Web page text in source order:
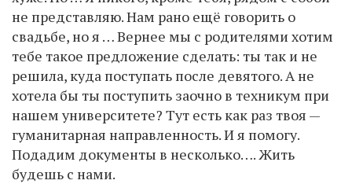
не представляю. Нам рано ещё говорить о
свадьбе, но я … Вернее мы с родителями хотим
тебе такое предложение сделать: ты так и не
решила, куда поступать после девятого. А не
хотела бы ты поступить заочно в техникум при
нашем университете? Тут есть как раз твоя —
гуманитарная направленность. И я помогу.
Подадим документы в несколько…. Жить
будешь с нами.